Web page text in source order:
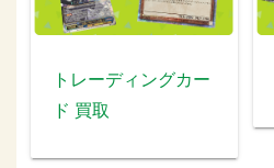
トレーディングカー
ド 買取